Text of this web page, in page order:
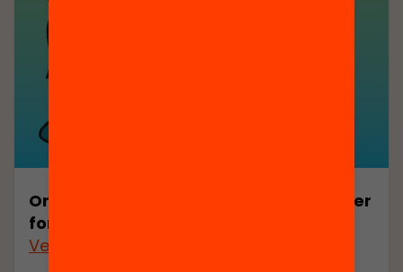
Orientacions per a entitats de lleure per
fomentar la lectura a l’estiu
Veure’n més